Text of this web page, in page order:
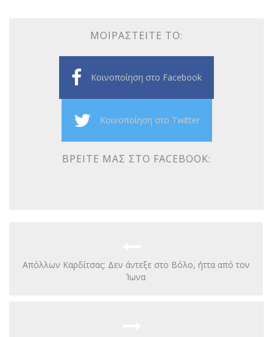
ΜΟΙΡΑΣΤΕΊΤΕ ΤΟ:
Κοινοποίηση στο Facebook
Κοινοποίηση στο Twitter
ΒΡΕΊΤΕ ΜΑΣ ΣΤΟ FACEBOOK:
Aπόλλων Καρδίτσας: Δεν άντεξε στο Βόλο, ήττα από τον
Ίωνα